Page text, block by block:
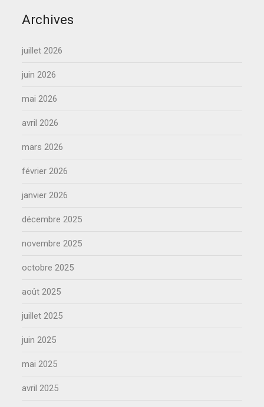
Archives
juillet 2026
juin 2026
mai 2026
avril 2026
mars 2026
février 2026
janvier 2026
décembre 2025
novembre 2025
octobre 2025
août 2025
juillet 2025
juin 2025
mai 2025
avril 2025